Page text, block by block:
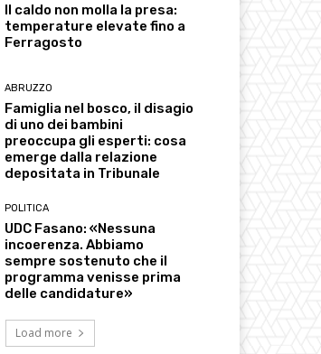
Il caldo non molla la presa:
temperature elevate fino a
Ferragosto
ABRUZZO
Famiglia nel bosco, il disagio
di uno dei bambini
preoccupa gli esperti: cosa
emerge dalla relazione
depositata in Tribunale
POLITICA
UDC Fasano: «Nessuna
incoerenza. Abbiamo
sempre sostenuto che il
programma venisse prima
delle candidature»
Load more